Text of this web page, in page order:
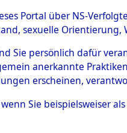
Portal über NS-
sexuelle
Sie persönlich dafür
anerkannte
erscheinen,
wenn Sie beispielsweiser